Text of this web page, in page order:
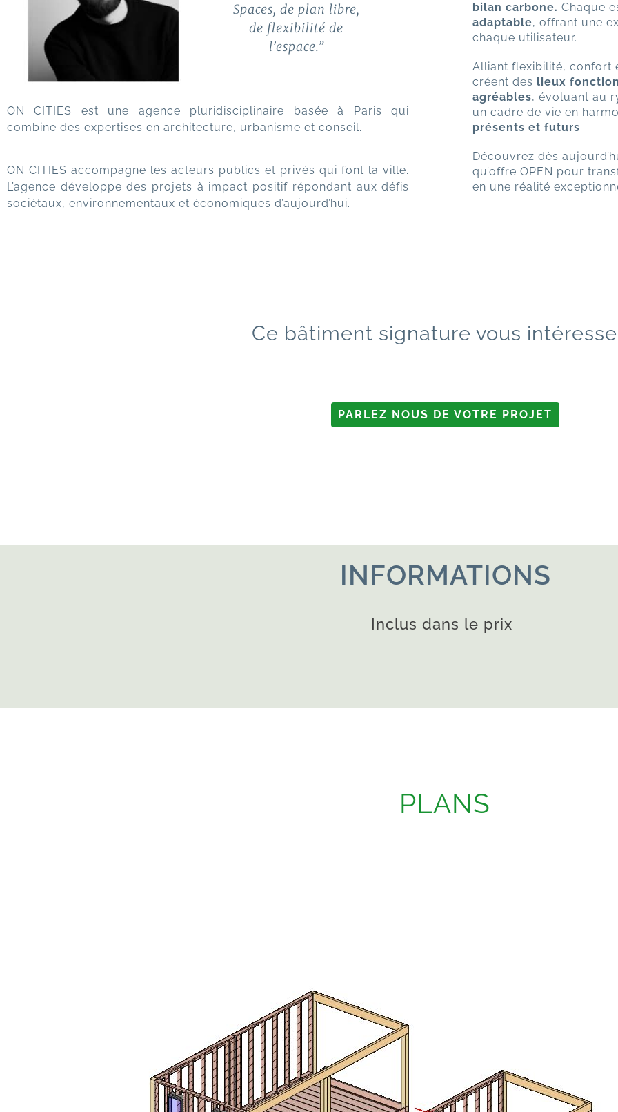
Spaces, de plan libre,
de flexibilité de
l’espace.”
ON CITIES est une agence pluridisciplinaire basée à Paris qui
combine des expertises en architecture, urbanisme et conseil.
ON CITIES accompagne les acteurs publics et privés qui font la ville.
L’agence développe des projets à impact positif répondant aux défis
sociétaux, environnementaux et économiques d’aujourd’hui.
bilan carbone. Chaque
adaptable, offrant une
chaque utilisateur.
Alliant flexibilité, confort
créent des lieux
agréables, évoluant au
un cadre de vie en
présents et futurs.
Découvrez dès
qu’offre OPEN pour
en une réalité
Ce bâtiment signature vous
PARLEZ NOUS DE VOTRE PROJET
INFORMATIONS
Inclus dans le prix
PLANS